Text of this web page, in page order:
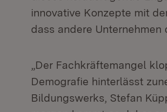
innovative Konzepte mit
dass andere
„Der Fachkräftemangel
Demografie hinterlässt
Bildungswerks, Stefan